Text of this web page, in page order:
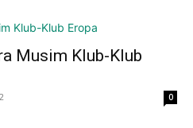
Musim Klub-Klub
0